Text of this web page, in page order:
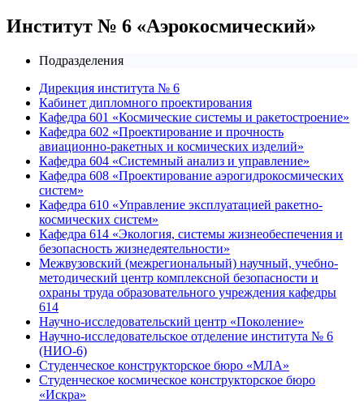
Институт № 6 «Аэрокосмический»
Подразделения
Дирекция института № 6
Кабинет дипломного проектирования
Кафедра 601 «Космические системы и ракетостроение»
Кафедра 602 «Проектирование и прочность
авиационно-ракетных и космических изделий»
Кафедра 604 «Системный анализ и управление»
Кафедра 608 «Проектирование аэрогидрокосмических
систем»
Кафедра 610 «Управление эксплуатацией ракетно-
космических систем»
Кафедра 614 «Экология, системы жизнеобеспечения и
безопасность жизнедеятельности»
Межвузовский (межрегиональный) научный, учебно-
методический центр комплексной безопасности и
охраны труда образовательного учреждения кафедры
614
Научно-исследовательский центр «Поколение»
Научно-исследовательское отделение института № 6
(НИО-6)
Студенческое конструкторское бюро «МЛА»
Студенческое космическое конструкторское бюро
«Искра»